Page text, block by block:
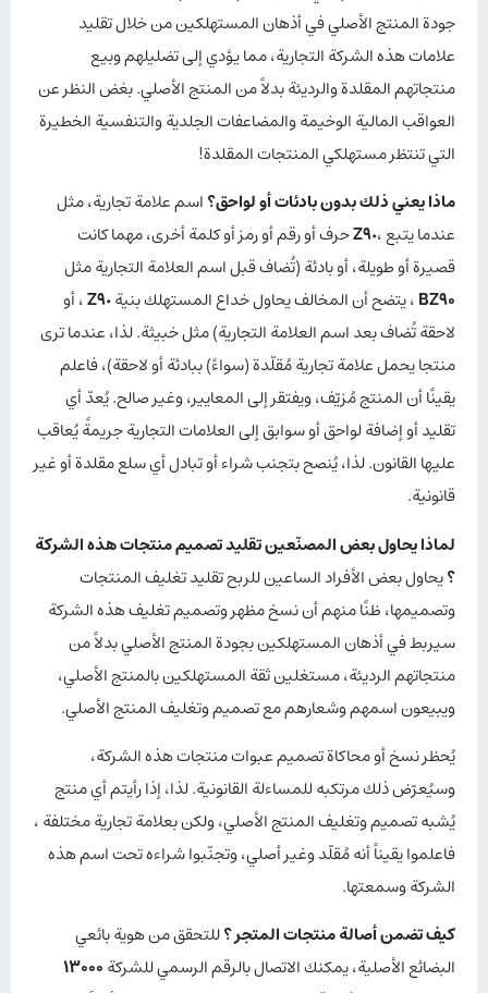
جودة المنتج الأصلي في أذهان المستهلكين من خلال تقليد
علامات هذه الشركة التجارية، مما يؤدي إلى تضليلهم وبيع
منتجاتهم المقلدة والرديئة بدلاً من المنتج الأصلي. بغض النظر عن
العواقب المالية الوخيمة والمضاعفات الجلدية والتنفسية الخطيرة
التي تنتظر مستهلكي المنتجات المقلدة!
ماذا يعني ذلك بدون بادئات أو لواحق؟اسم علامة تجارية، مثل
عندما يتبع ،Z٩٠حرف أو رقم أو رمز أو كلمة أخرى، مهما كانت
قصيرة أو طويلة، أو بادئة (تُضاف قبل اسم العلامة التجارية مثل
BZ90، يتضح أن المخالف يحاول خداع المستهلك بنيةZ٩٠، أو
لاحقة تُضاف بعد اسم العلامة التجارية) مثل خبيثة. لذا، عندما ترى
منتجا يحمل علامة تجارية مُقلّدة (سواءً) ببادئة أو لاحقة)، فاعلم
يقينًا أن المنتج مُزيّف، ويفتقر إلى المعايير، وغير صالح. يُعدّ أي
تقليد أو إضافة لواحق أو سوابق إلى العلامات التجارية جريمةً يُعاقب
عليها القانون. لذا، يُنصح بتجنب شراء أو تبادل أي سلع مقلدة أو غير
قانونية.
لماذا يحاول بعض المصنّعين تقليد تصميم منتجات هذه الشركة
؟يحاول بعض الأفراد الساعين للربح تقليد تغليف المنتجات
وتصميمها، ظنًا منهم أن نسخ مظهر وتصميم تغليف هذه الشركة
سيربط في أذهان المستهلكين بجودة المنتج الأصلي بدلاً من
منتجاتهم الرديئة، مستغلين ثقة المستهلكين بالمنتج الأصلي،
ويبيعون اسمهم وشعارهم مع تصميم وتغليف المنتج الأصلي.
يُحظر نسخ أو محاكاة تصميم عبوات منتجات هذه الشركة،
وسيُعرّض ذلك مرتكبه للمساءلة القانونية. لذا، إذا رأيتم أي منتج
يُشبه تصميم وتغليف المنتج الأصلي، ولكن بعلامة تجارية مختلفة ،
فاعلموا يقيناً أنه مُقلّد وغير أصلي، وتجنّبوا شراءه تحت اسم هذه
الشركة وسمعتها.
كيف تضمن أصالة منتجات المتجر ؟للتحقق من هوية بائعي
البضائع الأصلية، يمكنك الاتصال بالرقم الرسمي للشركة13000